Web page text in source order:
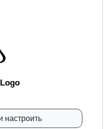
настроить